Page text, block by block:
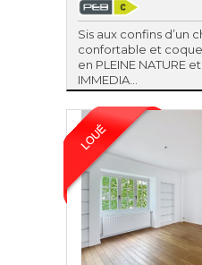
Sis aux confins d’un
confortable et
en PLEINE NATURE
IMMEDIA...